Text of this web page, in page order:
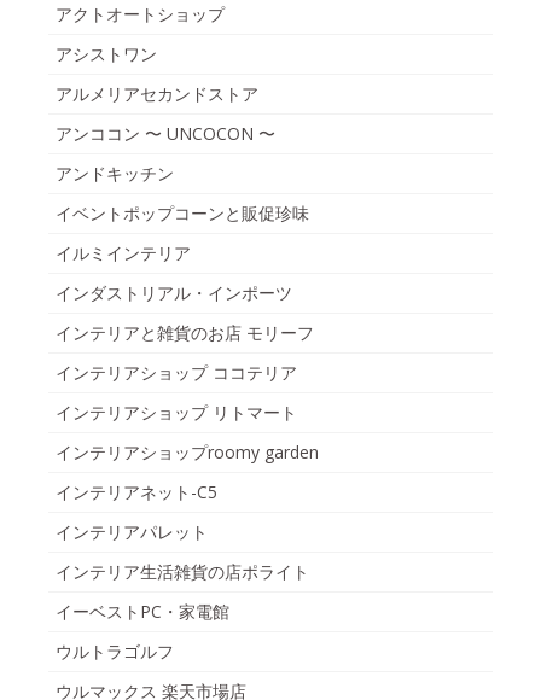
アクトオートショップ
アシストワン
アルメリアセカンドストア
アンココン 〜 UNCOCON 〜
アンドキッチン
イベントポップコーンと販促珍味
イルミインテリア
インダストリアル・インポーツ
インテリアと雑貨のお店 モリーフ
インテリアショップ ココテリア
インテリアショップ リトマート
インテリアショップroomy garden
インテリアネット-C5
インテリアパレット
インテリア生活雑貨の店ポライト
イーベストPC・家電館
ウルトラゴルフ
ウルマックス 楽天市場店